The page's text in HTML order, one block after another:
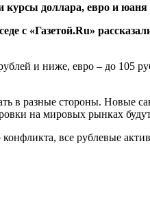
доллара, евро и юаня
с «Газетой.Ru»
и ниже, евро – до 105
в разные стороны. Новые
на мировых рынках будут
все рублевые